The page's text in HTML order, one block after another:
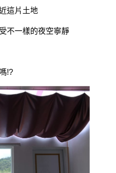
這片土地
不一樣的夜空寧靜
!?